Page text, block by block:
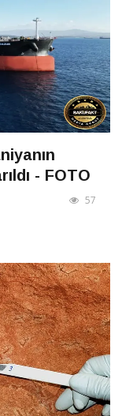
- FOTO
57